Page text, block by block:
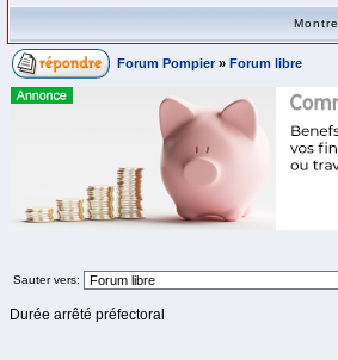
Forum Pompier » Forum libre
Sauter vers:
Durée arrêté préfectoral